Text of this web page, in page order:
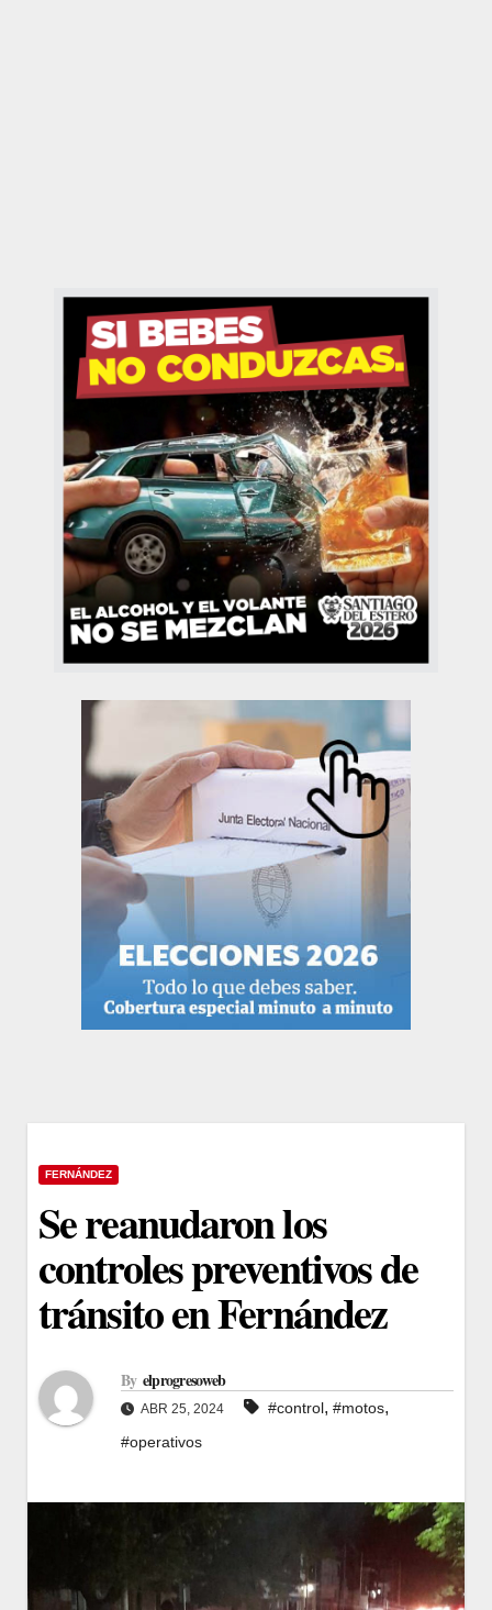
FERNÁNDEZ
Se reanudaron los
controles preventivos de
tránsito en Fernández
By elprogresoweb
ABR 25, 2024 #control, #motos,
#operativos